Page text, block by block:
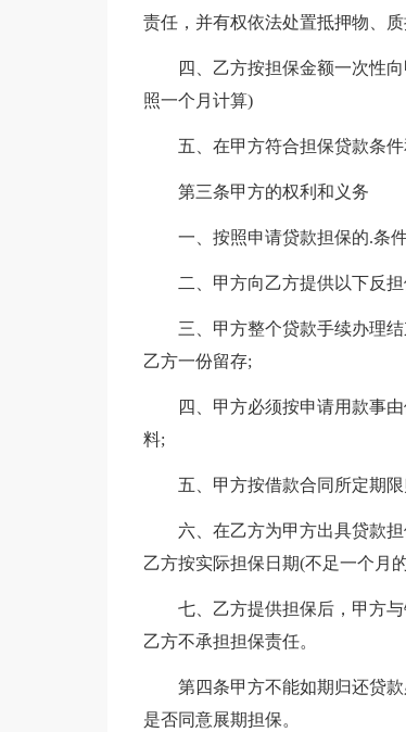
责任，并有权依法处置抵押物、
四、乙方按担保金额一次性向
照一个月计算)
五、在甲方符合担保贷款条件
第三条甲方的权利和义务
一、按照申请贷款担保的.条件
二、甲方向乙方提供以下反担
三、甲方整个贷款手续办理结
乙方一份留存;
四、甲方必须按申请用款事由
料;
五、甲方按借款合同所定期限
六、在乙方为甲方出具贷款担
乙方按实际担保日期(不足一个月
七、乙方提供担保后，甲方与
乙方不承担担保责任。
第四条甲方不能如期归还贷款
是否同意展期担保。